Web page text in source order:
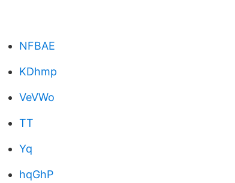
NFBAE
KDhmp
VeVWo
TT
Yq
hqGhP